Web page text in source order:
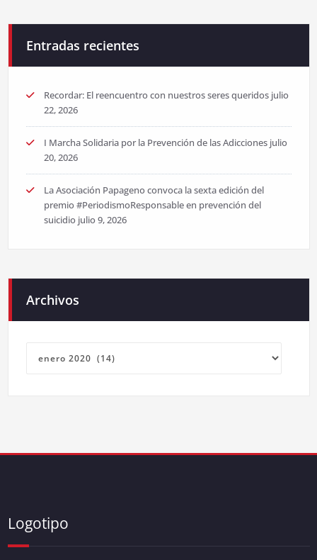
Entradas recientes
Recordar: El reencuentro con nuestros seres queridos julio
22, 2026
I Marcha Solidaria por la Prevención de las Adicciones julio
20, 2026
La Asociación Papageno convoca la sexta edición del
premio #PeriodismoResponsable en prevención del
suicidio julio 9, 2026
Archivos
Logotipo